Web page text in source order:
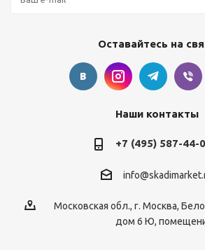
Оставайтесь на
Наши контакты
+7 (495) 587-44-
Московская обл., г. Москва,
дом 6 Ю,